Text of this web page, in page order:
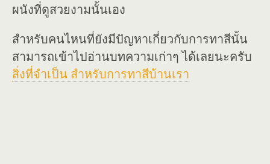
ผนังที่ดูสวยงามนั้นเอง
สำหรับคนไหนที่ยังมีปัญหาเกี่ยวกับการทาสีนั้น
สามารถเข้าไปอ่านบทความเก่าๆ ได้เลยนะครับ
สิ่งที่จำเป็น สำหรับการทาสีบ้านเรา